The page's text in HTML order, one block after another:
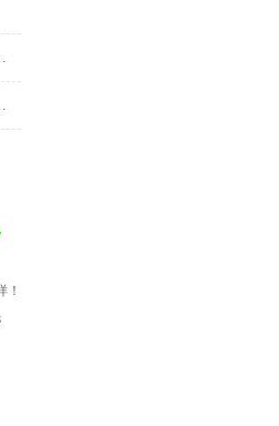
的普及
重要讲话
！